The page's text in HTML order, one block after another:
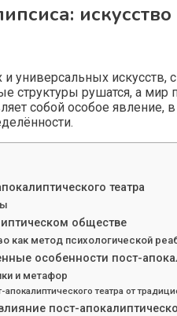
универсальных искусств,
структуры рушатся, а мир
собой особое
театра
обществе
как метод психологической
особенности пост-
и метафор
театра от
пост-